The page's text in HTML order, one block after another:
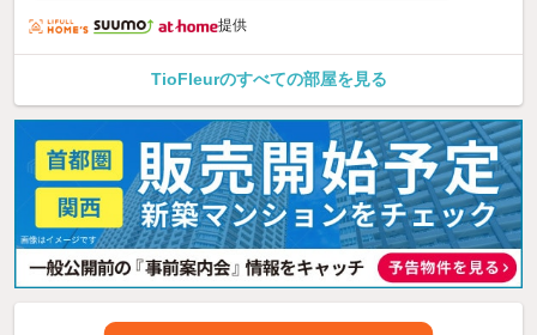
提供
TioFleurのすべての部屋を見る